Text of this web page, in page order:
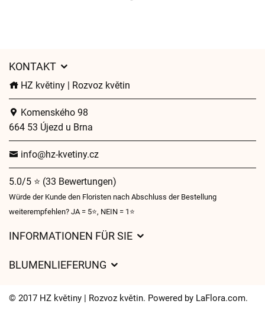
KONTAKT
HZ květiny | Rozvoz květin
Komenského 98
664 53 Újezd u Brna
info@hz-kvetiny.cz
5.0/5 ⭐ (33 Bewertungen)
Würde der Kunde den Floristen nach Abschluss der Bestellung
weiterempfehlen? JA = 5⭐, NEIN = 1⭐
INFORMATIONEN FÜR SIE
Lieferzeiten für Blumen – Übersicht der Möglichkeiten
BLUMENLIEFERUNG
Wohin wir Blumen liefern
© 2017 HZ květiny | Rozvoz květin. Powered by LaFlora.com.